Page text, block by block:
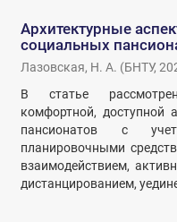
Архитектурные
социальных
Лазовская, Н. А. (БНТУ,
В статье
комфортной, доступной
пансионатов с
планировочными
взаимодействием,
дистанцированием,